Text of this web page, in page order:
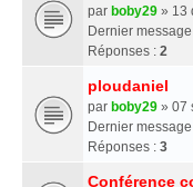
par boby29 » 13
Dernier
Réponses : 2
ploudaniel
par boby29 » 07
Dernier
Réponses : 3
Conférence